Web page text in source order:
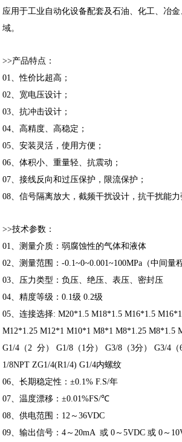
应用于工业自动化设备配套及石油、化工、冶
域。
>>产品特点：
01、性价比超高；
02、宽电压设计；
03、抗冲击设计；
04、高精度、高稳定；
05、安装灵活，使用方便；
06、体积小、重量轻、抗震动；
07、接线反向和过压保护，限流保护；
08、信号隔离放大，截频干扰设计，抗干扰能力
>>技术参数：
01、测量介质：弱腐蚀性的气体和液体
02、测量范围：-0.1~0~0.001~100MPa（中间量
03、压力类型：负压、绝压、表压、密封压
04、精度等级：0.1级 0.2级
05、连接选择: M20*1.5 M18*1.5 M16*1.5
M12*1.25 M12*1 M10*1 M8*1 M8*1.25 M8*1.5
G1/4（2 分） G1/8（1分） G3/8（3分） G3/4
1/8NPT ZG1/4(R1/4) G1/4内螺纹
06、长期稳定性：±0.1% F.S/年
07、温度漂移：±0.01%FS/℃
08、供电范围：12～36VDC
09、输出信号：4～20mA 或 0～5VDC 或 0～